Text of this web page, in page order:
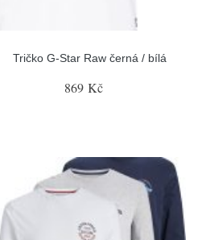
Tričko G-Star Raw černá / bílá
869 Kč